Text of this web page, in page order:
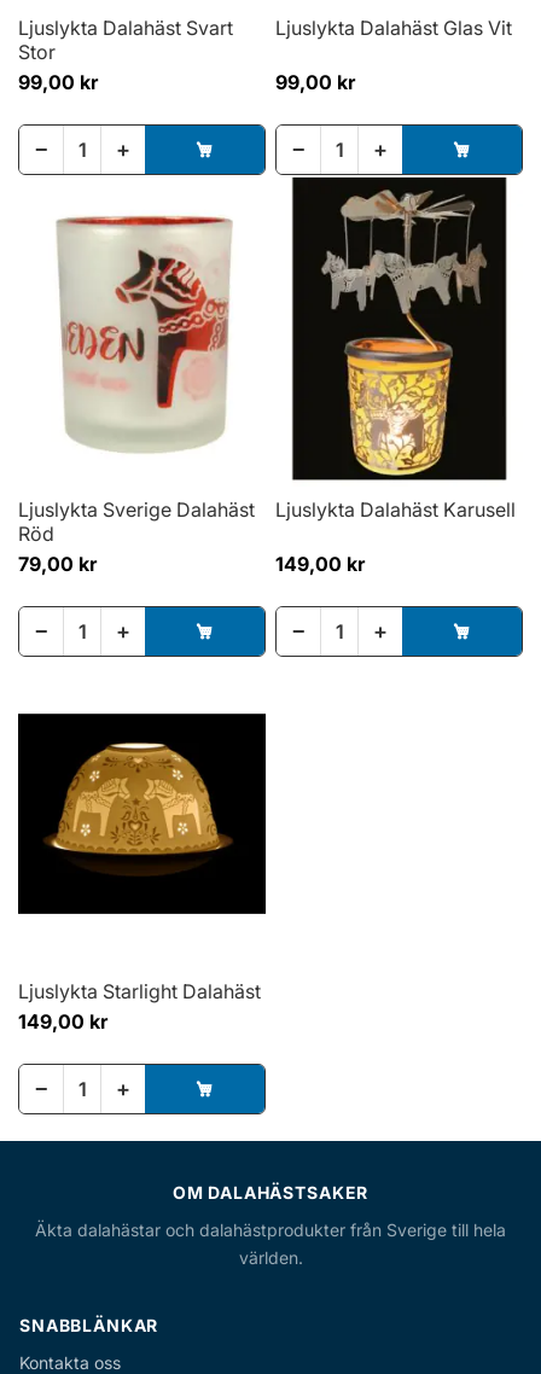
Ljuslykta Dalahäst Svart
Stor
99,00 kr
− +
Ljuslykta Dalahäst Glas Vit
99,00 kr
− +
Ljuslykta Sverige Dalahäst
Röd
79,00 kr
− +
Ljuslykta Dalahäst Karusell
149,00 kr
− +
Ljuslykta Starlight Dalahäst
149,00 kr
− +
OM DALAHÄSTSAKER
Äkta dalahästar och dalahästprodukter från Sverige till hela
världen.
SNABBLÄNKAR
Kontakta oss